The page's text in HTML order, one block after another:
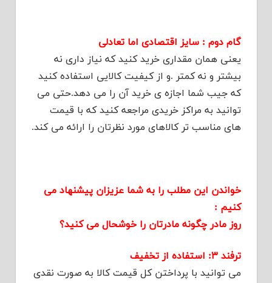
گام دوم : سایز اقتصادی اما تعادلی
یعنی همان مقداری خرید کنید که نیاز داری نه
بیشتر و نه کمتر .و از کیفیت کالایی استفاده کنید
که جیب شما اجازه ی خرید آن را می دهد.حتی می
توانید به مراکز خریدی مراجعه کنید که با قیمت
های مناسب تر کالاهای مورد نظرتان را ارائه می کند.
خواندن این مطلب را به شما عزیزان پیشنهاد می
کنیم :
روز مادر چگونه مادرتان را خوشحال می کنید؟
ترفند ۳: استفاده از تخفیف
می توانید با پرداختن کل قیمت کالا به صورت نقدی